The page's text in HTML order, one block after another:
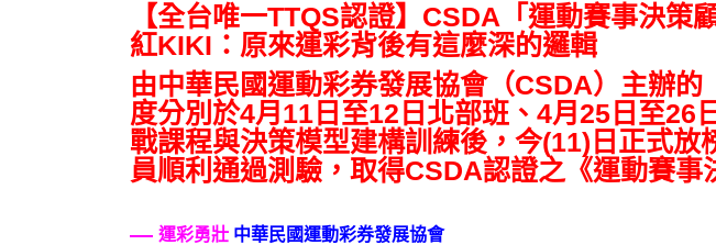
【全台唯一TTQS認證】CSDA「運動賽事決
紅KIKI：原來運彩背後有這麼深的邏輯
由中華民國運動彩券發展協會（CSDA）主辦
度分別於4月11日至12日北部班、4月25日至26
戰課程與決策模型建構訓練後，今(11)日正式
員順利通過測驗，取得CSDA認證之《運動賽事
運彩勇壯 中華民國運動彩券發展協會